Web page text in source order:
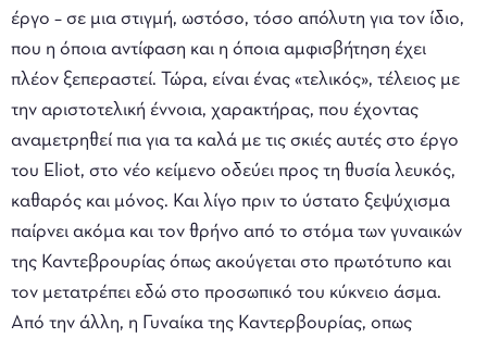
έργο – σε μια στιγμή, ωστόσο, τόσο απόλυτη για τον ίδιο,
που η όποια αντίφαση και η όποια αμφισβήτηση έχει
πλέον ξεπεραστεί. Τώρα, είναι ένας «τελικός», τέλειος με
την αριστοτελική έννοια, χαρακτήρας, που έχοντας
αναμετρηθεί πια για τα καλά με τις σκιές αυτές στο έργο
του Eliot, στο νέο κείμενο οδεύει προς τη θυσία λευκός,
καθαρός και μόνος. Και λίγο πριν το ύστατο ξεψύχισμα
παίρνει ακόμα και τον θρήνο από το στόμα των γυναικών
της Καντεβρουρίας όπως ακούγεται στο πρωτότυπο και
τον μετατρέπει εδώ στο προσωπικό του κύκνειο άσμα.
Από την άλλη, η Γυναίκα της Καντερβουρίας, οπως